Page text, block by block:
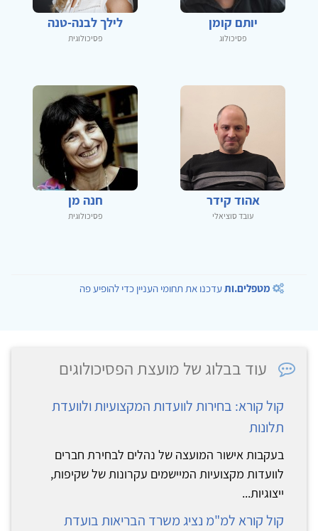
יותם קומן
פסיכולוג
לילך לבנה-טנה
פסיכולוגית
אהוד קידר
עובד סוציאלי
חנה מן
פסיכולוגית
מטפלים.ותעדכנו את תחומי העניין כדי להופיע פה
עוד בבלוג של מועצת הפסיכולוגים
קול קורא: בחירות לוועדות המקצועיות ולוועדת
תלונות
‏‏בעקבות אישור המועצה של נהלים לבחירת חברים
לוועדות מקצועיות המיישמים עקרונות של שקיפות,
ייצוגיות...
קול קורא למ"מ נציג משרד הבריאות בועדת